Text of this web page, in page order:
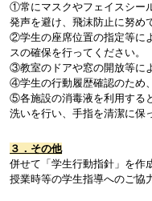
①常にマスクやフェイスシー
発声を避け、飛沫防止に努め
②学生の座席位置の指定等に
スの確保を行ってください。
③教室のドアや窓の開放等に
④学生の行動履歴確認のため
⑤各施設の消毒液を利用する
洗いを行い、手指を清潔に保
３．その他
併せて「学生行動指針」を作
授業時等の学生指導へのご協